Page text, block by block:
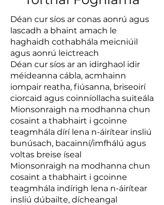
Déan cur síos ar conas aonrú agus
lascadh a bhaint amach le
haghaidh cothabhála meicniúil
agus aonrú leictreach
Déan cur síos ar an idirghaol idir
méideanna cábla, acmhainn
iompair reatha, fiúsanna, briseoirí
ciorcaid agus coinníollacha suiteála
Mionsonraigh na modhanna chun
cosaint a thabhairt i gcoinne
teagmhála dírí lena n-áirítear insliú
bunúsach, bacainní/imfhálú agus
voltas breise íseal
Mionsonraigh na modhanna chun
cosaint a thabhairt i gcoinne
teagmhála indírigh lena n-áirítear
insliú dúbailte, dícheangal